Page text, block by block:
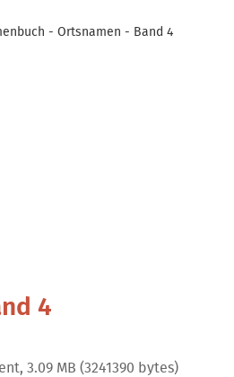
- Ortsnamen - Band 4
4
3.09 MB (3241390 bytes)